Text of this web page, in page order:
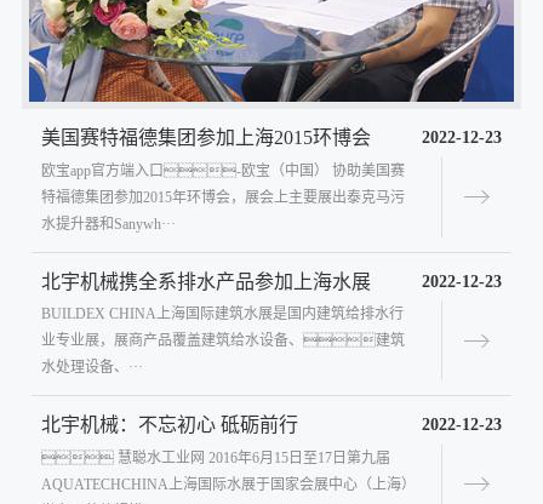
美国赛特福德集团参加上海2015环博会 2022-12-23
欧宝app官方端入口-欧宝（中国） 协助美国赛
特福德集团参加2015年环博会，展会上主要展出泰克马污
水提升器和Sanywh···
北宇机械携全系排水产品参加上海水展 2022-12-23
BUILDEX CHINA上海国际建筑水展是国内建筑给排水行
业专业展，展商产品覆盖建筑给水设备、建筑
水处理设备、···
北宇机械：不忘初心 砥砺前行 2022-12-23
 慧聪水工业网 2016年6月15日至17日第九届
AQUATECHCHINA上海国际水展于国家会展中心（上海）